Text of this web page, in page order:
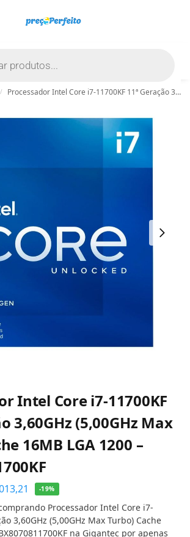
/ Processador Intel Core i7-11700KF 11ª Geração 3,60GHz (5,00GHz Max Turbo) Cache 16MB LGA 1200 – BX8070811700KF
Intel Core i7-11700KF
3,60GHz (5,00GHz Max
16MB LGA 1200 –
-19%
Processador Intel Core i7-
3,60GHz (5,00GHz Max Turbo) Cache
na Gigantec por apenas